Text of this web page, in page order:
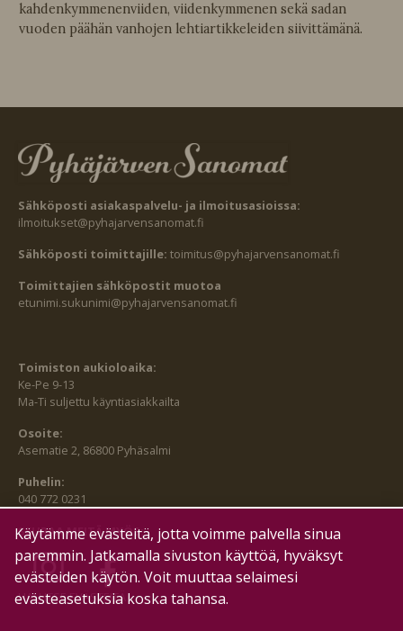
kahdenkymmenenviiden, viidenkymmenen sekä sadan
vuoden päähän vanhojen lehtiartikkeleiden siivittämänä.
Sähköposti asiakaspalvelu- ja ilmoitusasioissa:
ilmoitukset@pyhajarvensanomat.fi
Sähköposti toimittajille: toimitus@pyhajarvensanomat.fi
Toimittajien sähköpostit muotoa
etunimi.sukunimi@pyhajarvensanomat.fi
Toimiston aukioloaika:
Ke-Pe 9-13
Ma-Ti suljettu käyntiasiakkailta
Osoite:
Asematie 2, 86800 Pyhäsalmi
Puhelin:
040 772 0231
SEURAA MEITÄ MYÖS:
HALLITSE EVÄSTEITÄ
Käytämme evästeitä, jotta voimme palvella sinua
paremmin. Jatkamalla sivuston käyttöä, hyväksyt
evästeiden käytön. Voit muuttaa selaimesi
evästeasetuksia koska tahansa.